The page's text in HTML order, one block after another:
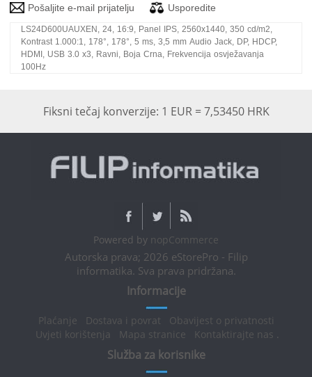
ELEKTRIČNI ROMOBILI/BICIKLI
LS24D600UAUXEN, 24, 16:9, Panel IPS, 2560x1440, 350 cd/m2,
Kontrast 1.000:1, 178°, 178°, 5 ms, 3,5 mm Audio Jack, DP, HDCP,
HDMI, USB 3.0 x3, Ravni, Boja Crna, Frekvencija osvježavanja
100Hz
Fiksni tečaj konverzije: 1 EUR = 7,53450 HRK
Powered by nopCommerce
Autorska prava; 2026 eStorePro - Filip
informatika. Sva prava pridržana.
Informacije
Plaćanje Dostava i povrat
Obavijest o privatnosti
Uvjeti korištenja
Mapa stranice Kontaktirajte nas .
Služba za korisnike